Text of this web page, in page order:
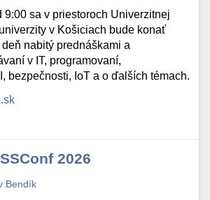
9:00 sa v priestoroch Univerzitnej
v Košiciach bude konať
nabitý prednáškami a
v IT, programovaní,
bezpečnosti, IoT a o ďalších témach.
2026
Bendík